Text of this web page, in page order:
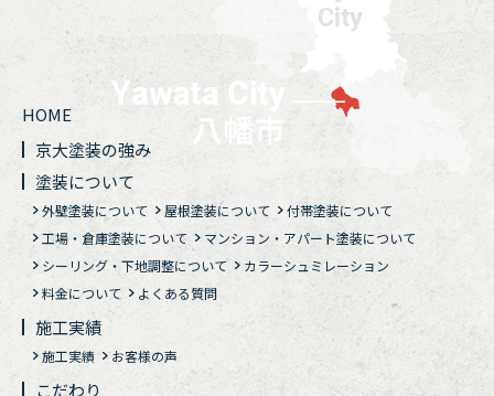
HOME
京大塗装の強み
塗装について
外壁塗装について 屋根塗装について
付帯塗装について
工場・倉庫塗装について
マンション・アパート塗装について
シーリング・下地調整について
カラーシュミレーション
料金について
よくある質問
施工実績
施工実績 お客様の声
こだわり